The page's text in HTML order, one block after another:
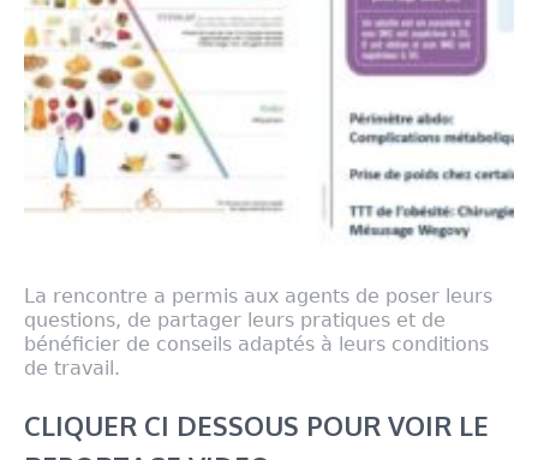
La rencontre a permis aux agents de poser leurs
questions, de partager leurs pratiques et de
bénéficier de conseils adaptés à leurs conditions
de travail.
CLIQUER CI DESSOUS POUR VOIR LE